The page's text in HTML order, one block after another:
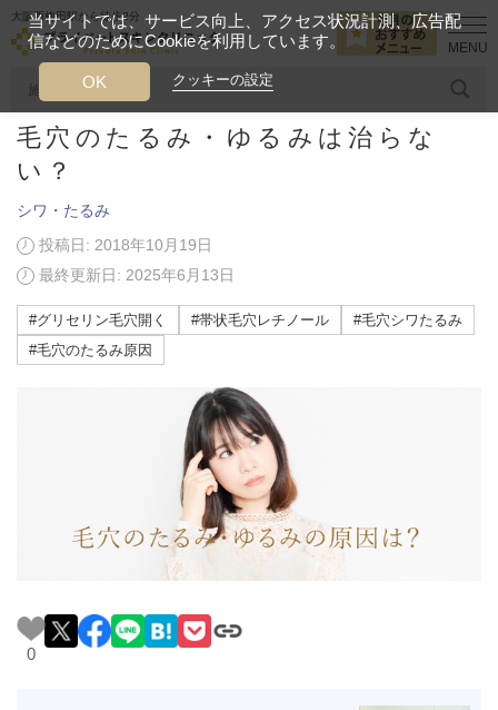
大阪西梅田駅から徒歩2分
人気のワード 糸リフト ヒアルロン酸 リジュランアイ
当クリニック月替わりのおすすめのメニュー
プライベートスキンクリニックが
選ばれる理由
初めての方へ
美容ブログ シワ・たるみ 毛穴のたるみ・ゆるみは治ら
毛穴のたるみ・ゆるみは治らな
い？
シワ・たるみ
投稿日: 2018年10月19日
最終更新日: 2025年6月13日
#グリセリン毛穴開く #帯状毛穴レチノール
#毛穴シワたるみ
#毛穴のたるみ原因
0
当サイトでは、サービス向上、アクセス状況計測、広告配
信などのためにCookieを利用しています。
クッキーの設定
OK